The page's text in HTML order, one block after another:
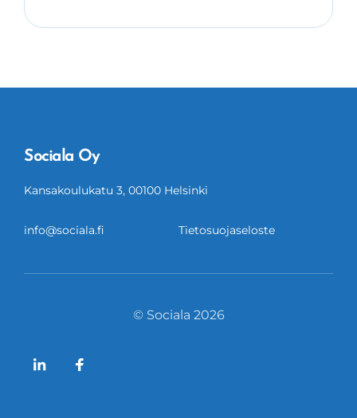
Sociala Oy
Kansakoulukatu 3, 00100 Helsinki
info@sociala.fi Tietosuojaseloste
© Sociala 2026